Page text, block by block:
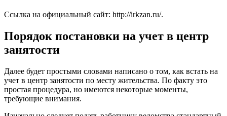
Ссылка на официальный сайт: http://irkzan.ru/.
Порядок постановки на учет в центр
занятости
Далее будет простыми словами написано о том, как встать на
учет в центр занятости по месту жительства. По факту это
простая процедура, но имеются некоторые моменты,
требующие внимания.